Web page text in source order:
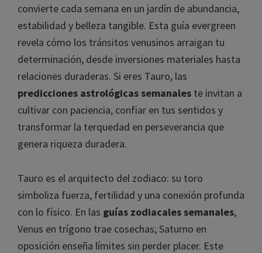
convierte cada semana en un jardín de abundancia,
estabilidad y belleza tangible. Esta guía evergreen
revela cómo los tránsitos venusinos arraigan tu
determinación, desde inversiones materiales hasta
relaciones duraderas. Si eres Tauro, las
predicciones astrológicas semanales te invitan a
cultivar con paciencia, confiar en tus sentidos y
transformar la terquedad en perseverancia que
genera riqueza duradera.
Tauro es el arquitecto del zodiaco: su toro
simboliza fuerza, fertilidad y una conexión profunda
con lo físico. En las guías zodiacales semanales,
Venus en trígono trae cosechas; Saturno en
oposición enseña límites sin perder placer. Este